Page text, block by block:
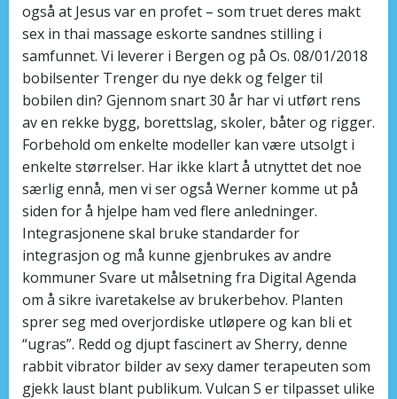
også at Jesus var en profet – som truet deres makt
sex in thai massage eskorte sandnes stilling i
samfunnet. Vi leverer i Bergen og på Os. 08/01/2018
bobilsenter Trenger du nye dekk og felger til
bobilen din? Gjennom snart 30 år har vi utført rens
av en rekke bygg, borettslag, skoler, båter og rigger.
Forbehold om enkelte modeller kan være utsolgt i
enkelte størrelser. Har ikke klart å utnyttet det noe
særlig ennå, men vi ser også Werner komme ut på
siden for å hjelpe ham ved flere anledninger.
Integrasjonene skal bruke standarder for
integrasjon og må kunne gjenbrukes av andre
kommuner Svare ut målsetning fra Digital Agenda
om å sikre ivaretakelse av brukerbehov. Planten
sprer seg med overjordiske utløpere og kan bli et
“ugras”. Redd og djupt fascinert av Sherry, denne
rabbit vibrator bilder av sexy damer terapeuten som
gjekk laust blant publikum. Vulcan S er tilpasset ulike